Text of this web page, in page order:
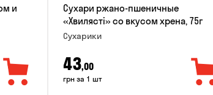
и
Сухари ржано-пшеничные
«Хвилясті» со вкусом хрена, 75г
Сухарики
43,00
грн за 1 шт